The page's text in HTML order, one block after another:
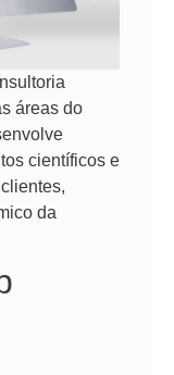
áreas do
científicos e
da